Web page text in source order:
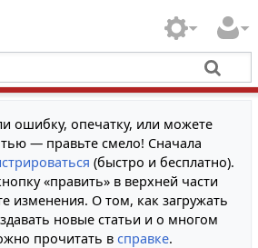
ошибку, опечатку, или можете
— правьте смело! Сначала
(быстро и бесплатно).
«править» в верхней части
изменения. О том, как загружать
новые статьи и о многом
прочитать в справке.